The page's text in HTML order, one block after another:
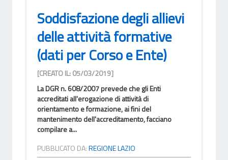
Soddisfazione degli allievi
delle attività formative
(dati per Corso e Ente)
[CREATO IL: 05/03/2019]
La DGR n. 608/2007 prevede che gli Enti
accreditati all'erogazione di attività di
orientamento e formazione, ai fini del
mantenimento dell'accreditamento, facciano
compilare a...
PUBBLICATO DA:REGIONE LAZIO